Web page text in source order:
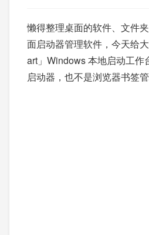
懒得整理桌面的软件、文件
面启动器管理软件，今天给
art」Windows 本地启动工作
启动器，也不是浏览器书签